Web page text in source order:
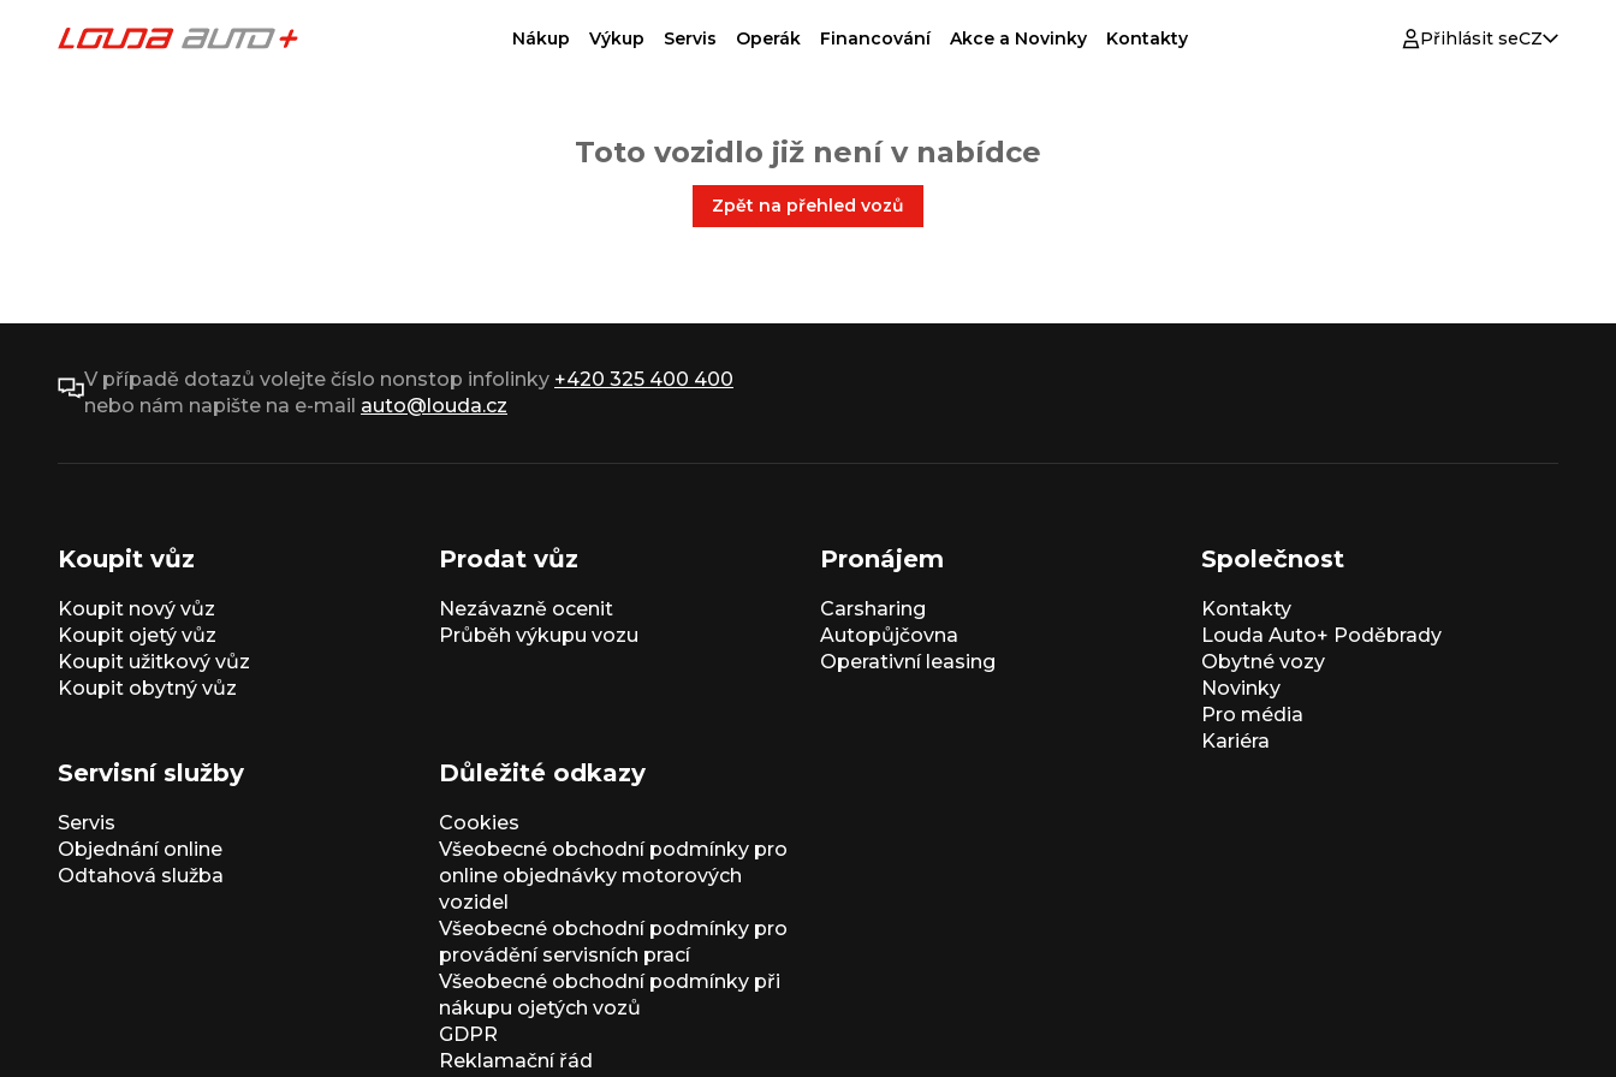
Nákup Výkup Servis Operák Financování Akce a Novinky Kontakty Přihlásit seCZ
Toto vozidlo již není v nabídce
Zpět na přehled vozů
V případě dotazů volejte číslo nonstop infolinky +420 325 400 400
nebo nám napište na e-mail auto@louda.cz
Koupit vůz
Koupit nový vůz
Koupit ojetý vůz
Koupit užitkový vůz
Koupit obytný vůz
Prodat vůz
Nezávazně ocenit
Průběh výkupu vozu
Pronájem
Carsharing
Autopůjčovna
Operativní leasing
Společnost
Kontakty
Louda Auto+ Poděbrady
Obytné vozy
Novinky
Pro média
Kariéra
Servisní služby
Servis
Objednání online
Odtahová služba
Důležité odkazy
Cookies
Všeobecné obchodní podmínky pro
online objednávky motorových
vozidel
Všeobecné obchodní podmínky pro
provádění servisních prací
Všeobecné obchodní podmínky při
nákupu ojetých vozů
GDPR
Reklamační řád